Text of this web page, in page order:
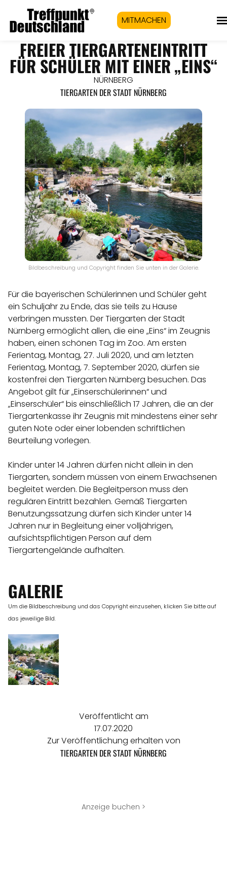
MITMACHEN
FREIER TIERGARTENEINTRITT
FÜR SCHÜLER MIT EINER „EINS“
NÜRNBERG
TIERGARTEN DER STADT NÜRNBERG
Bildbeschreibung und Copyright finden Sie unten in der Galerie.
Für die bayerischen Schülerinnen und Schüler geht
ein Schuljahr zu Ende, das sie teils zu Hause
verbringen mussten. Der Tiergarten der Stadt
Nürnberg ermöglicht allen, die eine „Eins“ im Zeugnis
haben, einen schönen Tag im Zoo. Am ersten
Ferientag, Montag, 27. Juli 2020, und am letzten
Ferientag, Montag, 7. September 2020, dürfen sie
kostenfrei den Tiergarten Nürnberg besuchen. Das
Angebot gilt für „Einserschülerinnen“ und
„Einserschüler“ bis einschließlich 17 Jahren, die an der
Tiergartenkasse ihr Zeugnis mit mindestens einer sehr
guten Note oder einer lobenden schriftlichen
Beurteilung vorlegen.
Kinder unter 14 Jahren dürfen nicht allein in den
Tiergarten, sondern müssen von einem Erwachsenen
begleitet werden. Die Begleitperson muss den
regulären Eintritt bezahlen. Gemäß Tiergarten
Benutzungssatzung dürfen sich Kinder unter 14
Jahren nur in Begleitung einer volljährigen,
aufsichtspflichtigen Person auf dem
Tiergartengelände aufhalten.
GALERIE
Um die Bildbeschreibung und das Copyright einzusehen, klicken Sie bitte auf
das jeweilige Bild.
Veröffentlicht am
17.07.2020
Zur Veröffentlichung erhalten von
TIERGARTEN DER STADT NÜRNBERG
Anzeige buchen >